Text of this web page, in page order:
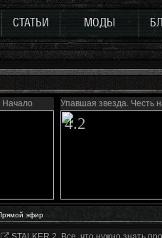
СТАТЬИ МОДЫ
Начало Упавшая звезда. Честь
4.2
эфир